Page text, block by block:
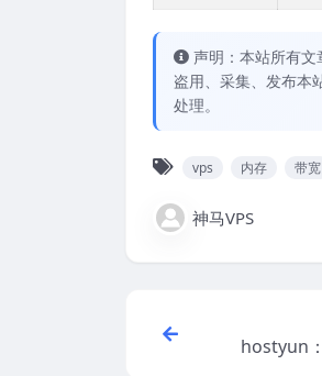
声明：本站所有
盗用、采集、发布本
处理。
vps 内存 带宽
神马VPS
hostyun